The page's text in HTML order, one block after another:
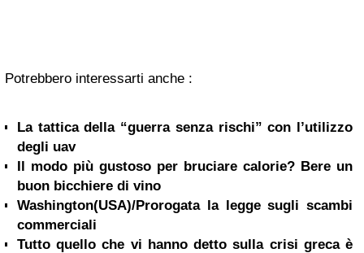
Potrebbero interessarti anche :
La tattica della “guerra senza rischi” con l’utilizzo
degli uav
Il modo più gustoso per bruciare calorie? Bere un
buon bicchiere di vino
Washington(USA)/Prorogata la legge sugli scambi
commerciali
Tutto quello che vi hanno detto sulla crisi greca è